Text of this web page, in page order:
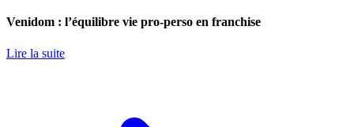
Venidom : l’équilibre vie pro-perso en franchise
Lire la suite